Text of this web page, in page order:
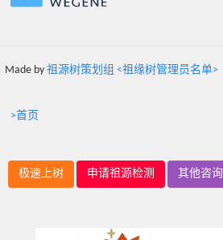
Made by 祖源树策划组 <祖缘树管理员名单>
>首页
极速上树 申请祖源检测 其他咨询